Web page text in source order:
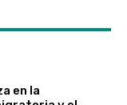
en la